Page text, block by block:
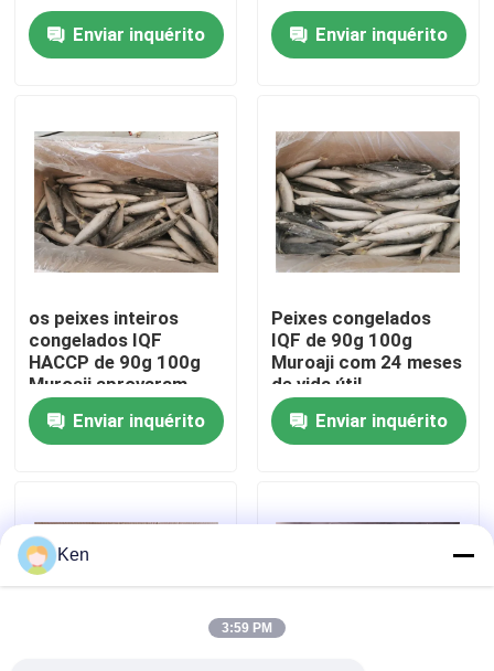
Para casa
Vídeos
Sobre nós
Visita à fábrica
Controle de qualidade
Contacte-nos
Notícias
Casos
Enviar inquérito Enviar inquérito
os peixes inteiros
congelados IQF
HACCP de 90g 100g
Muroaji aprovaram
Enviar inquérito
Peixes congelados
IQF de 90g 100g
Muroaji com 24 meses
de vida útil
Enviar inquérito
Ken
3:59 PM